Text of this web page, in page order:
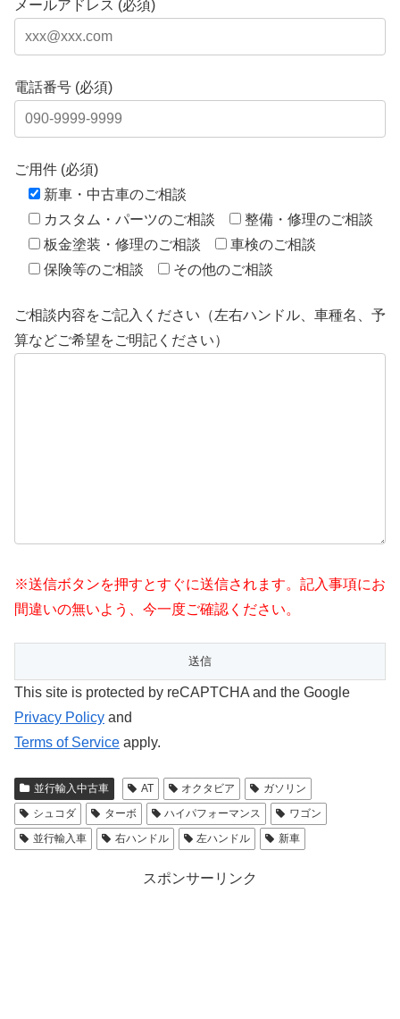
メールアドレス (必須)
電話番号 (必須)
ご用件 (必須)
新車・中古車のご相談
カスタム・パーツのご相談
整備・修理のご相談
板金塗装・修理のご相談
車検のご相談
保険等のご相談
その他のご相談
ご相談内容をご記入ください（左右ハンドル、車種名、予
算などご希望をご明記ください）
※送信ボタンを押すとすぐに送信されます。記入事項にお
間違いの無いよう、今一度ご確認ください。
This site is protected by reCAPTCHA and the Google
Privacy Policy and
Terms of Service apply.
並行輸入中古車 AT オクタビア
ガソリン
シュコダ
ターボ ハイパフォーマンス
ワゴン
並行輸入車
右ハンドル 左ハンドル 新車
スポンサーリンク